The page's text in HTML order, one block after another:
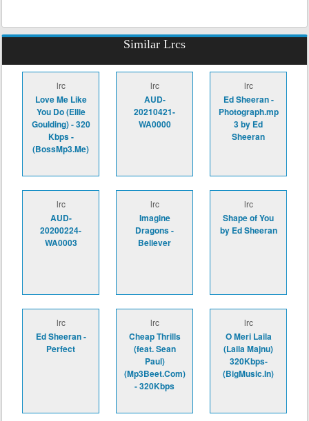
Similar Lrcs
lrc
Love Me Like
You Do (Ellie
Goulding) - 320
Kbps -
(BossMp3.Me)
lrc
AUD-
20210421-
WA0000
lrc
Ed Sheeran -
Photograph.mp
3 by Ed
Sheeran
lrc
AUD-
20200224-
WA0003
lrc
Imagine
Dragons -
Believer
lrc
Shape of You
by Ed Sheeran
lrc
Ed Sheeran -
Perfect
lrc
Cheap Thrills
(feat. Sean
Paul)
(Mp3Beet.Com)
- 320Kbps
lrc
O Meri Laila
(Laila Majnu)
320Kbps-
(BigMusic.In)